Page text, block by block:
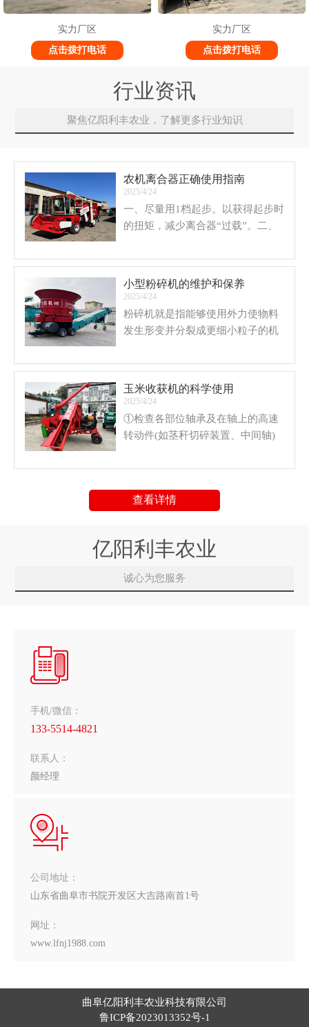
实力厂区
点击拨打电话
实力厂区
点击拨打电话
行业资讯
聚焦亿阳利丰农业，了解更多行业知识
农机离合器正确使用指南
2025/4/24
一、尽量用1档起步。以获得起步时
的扭矩，减少离合器“过载”。二、
功后应尽快丢掉离合器，每次换档
小型粉碎机的维护和保养
2025/4/24
粉碎机就是指能够使用外力使物料
发生形变并分裂成更细小粒子的机
了广泛的应用，在农业和食品生产
玉米收获机的科学使用
2025/4/24
①检查各部位轴承及在轴上的高速
转动件(如茎秆切碎装置、中间轴)
带和链条的张紧度。③检查是否有
件上，所有防护罩是否到位。
查看详情
亿阳利丰农业
诚心为您服务
手机/微信：
133-5514-4821
联系人：
颜经理
公司地址：
山东省曲阜市书院开发区大吉路南首1号
网址：
www.lfnj1988.com
曲阜亿阳利丰农业科技有限公司
鲁ICP备2023013352号-1